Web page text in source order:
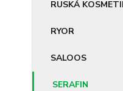
RUSKÁ
RYOR
SALOOS
SERAFIN